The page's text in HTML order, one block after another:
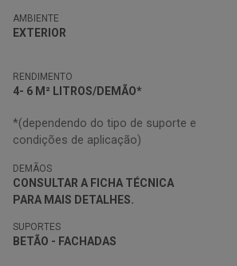
AMBIENTE
EXTERIOR
RENDIMENTO
4- 6 M² LITROS/DEMÃO*
*(dependendo do tipo de suporte e
condições de aplicação)
DEMÃOS
CONSULTAR A FICHA TÉCNICA
PARA MAIS DETALHES.
SUPORTES
BETÃO - FACHADAS